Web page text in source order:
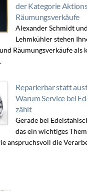
der Kategorie
Räumungsverkäufe
Alexander Schmidt
Lehmkühler stehen
Räumungsverkäufe als
Reparierbar statt
Warum Service bei
zählt
Gerade bei
das ein wichtiges
anspruchsvoll die